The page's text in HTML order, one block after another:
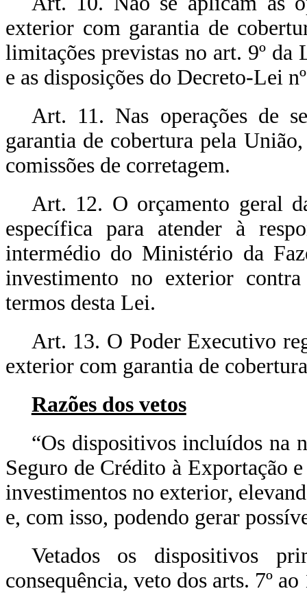
exterior com garantia de
limitações previstas no art. 9º da
e as disposições do Decreto-Lei
Art. 11. Nas operações de
garantia de cobertura pela
comissões de corretagem.
Art. 12. O orçamento geral
específica para atender à
intermédio do Ministério da
investimento no exterior
termos desta Lei.
Art. 13. O Poder Executivo
exterior com garantia de
Razões dos vetos
“Os dispositivos incluídos na
Seguro de Crédito à Exportação
investimentos no exterior,
e, com isso, podendo gerar
Vetados os dispositivos
consequência, veto dos arts. 7º